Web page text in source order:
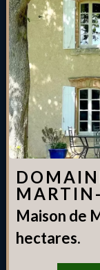
Maison de
hectares.